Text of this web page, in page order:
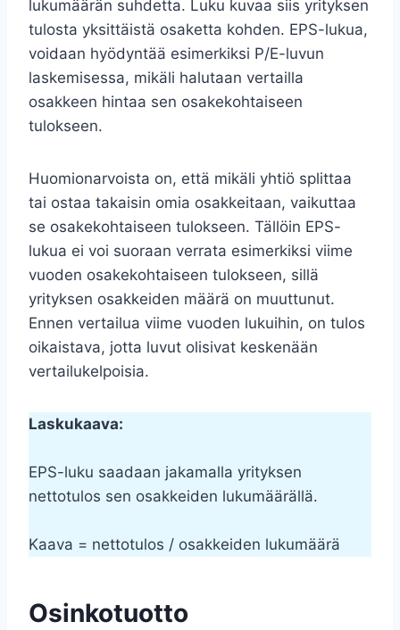
lukumäärän suhdetta. Luku kuvaa siis yrityksen
tulosta yksittäistä osaketta kohden. EPS-lukua,
voidaan hyödyntää esimerkiksi P/E-luvun
laskemisessa, mikäli halutaan vertailla
osakkeen hintaa sen osakekohtaiseen
tulokseen.
Huomionarvoista on, että mikäli yhtiö splittaa
tai ostaa takaisin omia osakkeitaan, vaikuttaa
se osakekohtaiseen tulokseen. Tällöin EPS-
lukua ei voi suoraan verrata esimerkiksi viime
vuoden osakekohtaiseen tulokseen, sillä
yrityksen osakkeiden määrä on muuttunut.
Ennen vertailua viime vuoden lukuihin, on tulos
oikaistava, jotta luvut olisivat keskenään
vertailukelpoisia.
Laskukaava:
EPS-luku saadaan jakamalla yrityksen
nettotulos sen osakkeiden lukumäärällä.
Kaava = nettotulos / osakkeiden lukumäärä
Osinkotuotto